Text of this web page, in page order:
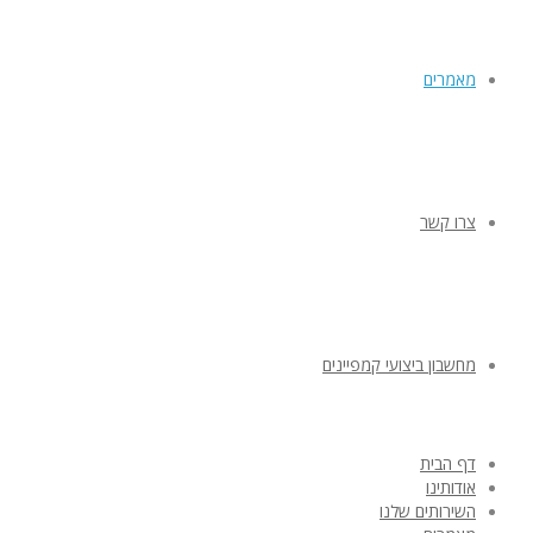
מאמרים
צרו קשר
מחשבון ביצועי קמפיינים
דף הבית
אודותינו
השירותים שלנו